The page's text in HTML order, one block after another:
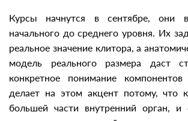
Курсы начнутся в сентябре, они
начального до среднего уровня. Их
реальное значение клитора, а
модель реального размера даст
конкретное понимание
делает на этом акцент потому, что
большей части внутренний орган, и